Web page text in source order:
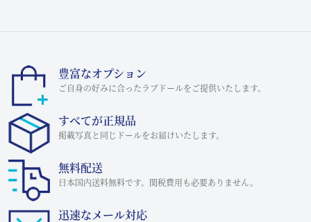
豊富なオプション
ご自身の好みに合ったラブドールをご提供いたします。
すべてが正規品
掲載写真と同じドールをお届けいたします。
無料配送
日本国内送料無料です。関税費用も必要ありません。
迅速なメール対応